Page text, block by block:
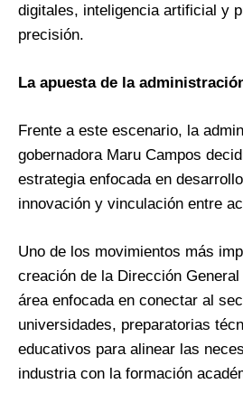
digitales, inteligencia artificial y
precisión.
La apuesta de la
Frente a este escenario, la
gobernadora Maru Campos
estrategia enfocada en
innovación y vinculación entre
Uno de los movimientos más
creación de la Dirección
área enfocada en conectar al
universidades, preparatorias
educativos para alinear las
industria con la formación